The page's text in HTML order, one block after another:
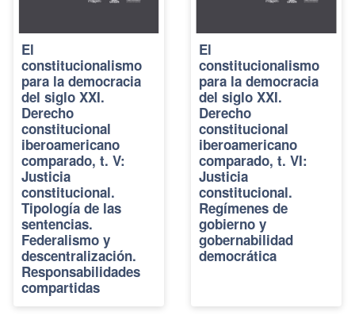
El
constitucionalismo
para la democracia
del siglo XXI.
Derecho
constitucional
iberoamericano
comparado, t. V:
Justicia
constitucional.
Tipología de las
sentencias.
Federalismo y
descentralización.
Responsabilidades
compartidas
El
constitucionalismo
para la democracia
del siglo XXI.
Derecho
constitucional
iberoamericano
comparado, t. VI:
Justicia
constitucional.
Regímenes de
gobierno y
gobernabilidad
democrática